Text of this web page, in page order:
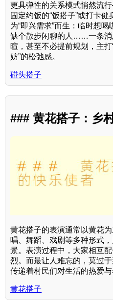
更具弹性的关系模式悄然流
固定约饭的“饭搭子”或打卡健
为“即兴需求”而生：临时想
缺个散步闲聊的人……一条消
暄，甚至不必提前规划，主
妨”的松弛感。
碰头搭子
### 黄花搭子：乡
黄花搭子的表演通常以黄花
唱、舞蹈、戏剧等多种形式
景。表演过程中，大家相互
烈。而最让人难忘的，莫过
传递着村民们对生活的热爱与
黄花搭子